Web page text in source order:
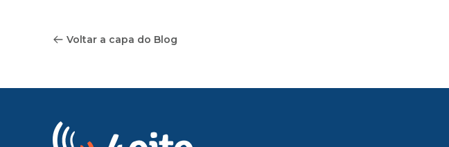
Voltar a capa do Blog